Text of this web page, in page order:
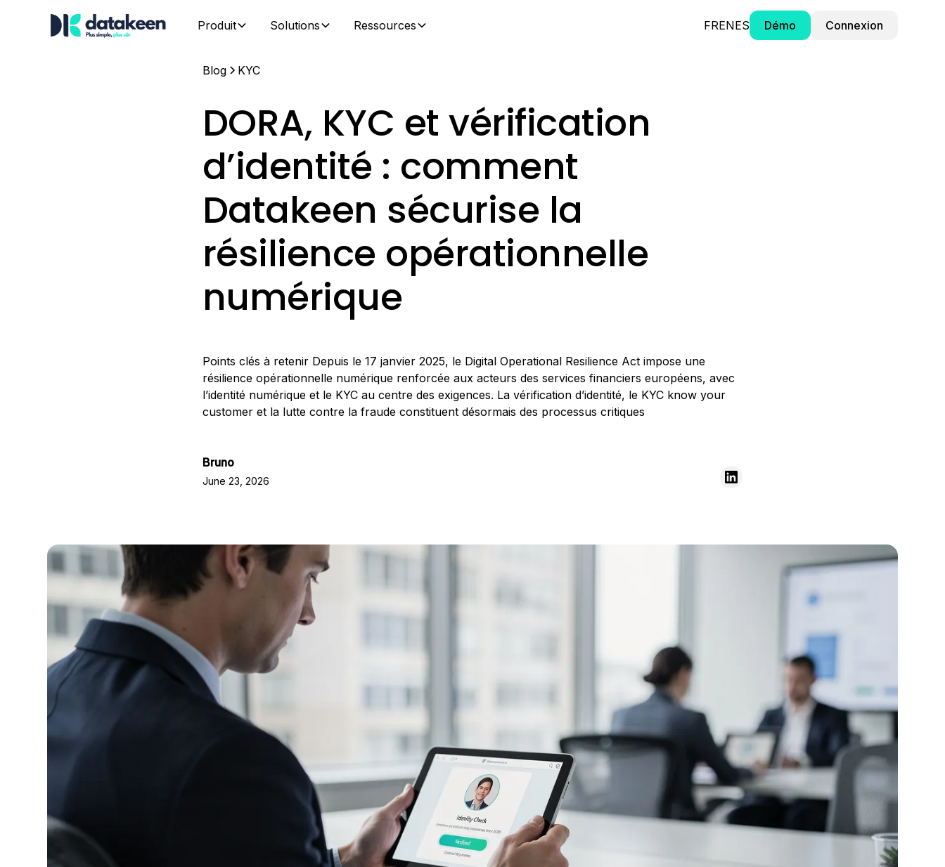
Produit Solutions Ressources FRENES Démo Connexion
Blog KYC
DORA, KYC et vérification
d’identité : comment
Datakeen sécurise la
résilience opérationnelle
numérique
Points clés à retenir Depuis le 17 janvier 2025, le Digital Operational Resilience Act impose une
résilience opérationnelle numérique renforcée aux acteurs des services financiers européens, avec
l’identité numérique et le KYC au centre des exigences. La vérification d’identité, le KYC know your
customer et la lutte contre la fraude constituent désormais des processus critiques
Bruno
June 23, 2026